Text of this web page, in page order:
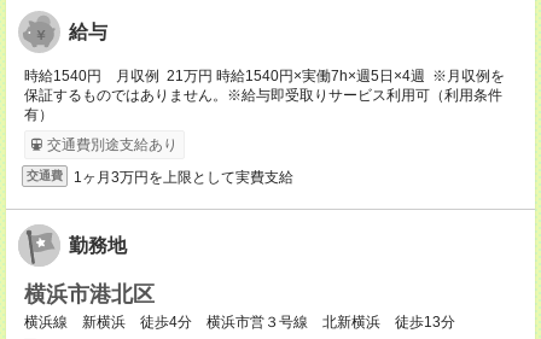
給与
時給1540円 月収例 21万円 時給1540円×実働7h×週5日×4週 ※月収例を
保証するものではありません。※給与即受取りサービス利用可（利用条件
有）
交通費別途支給あり
交通費 1ヶ月3万円を上限として実費支給
勤務地
横浜市港北区
横浜線 新横浜 徒歩4分 横浜市営３号線 北新横浜 徒歩13分